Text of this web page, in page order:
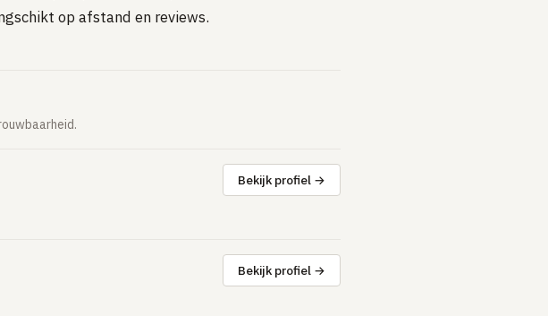
op afstand en reviews.
Bekijk profiel →
Bekijk profiel →